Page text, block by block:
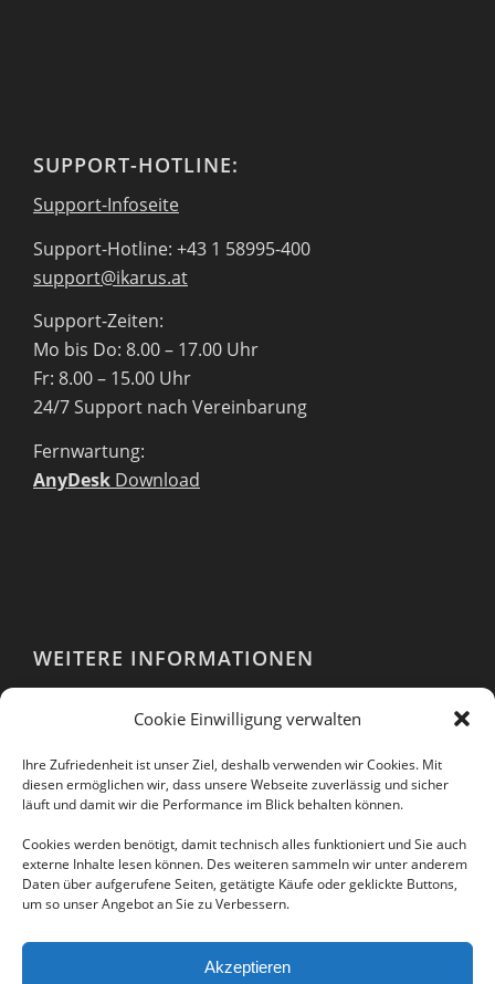
Cookie Einwilligung verwalten
Ihre Zufriedenheit ist unser Ziel, deshalb verwenden wir Cookies. Mit
diesen ermöglichen wir, dass unsere Webseite zuverlässig und sicher
läuft und damit wir die Performance im Blick behalten können.
Cookies werden benötigt, damit technisch alles funktioniert und Sie auch
externe Inhalte lesen können. Des weiteren sammeln wir unter anderem
Daten über aufgerufene Seiten, getätigte Käufe oder geklickte Buttons,
um so unser Angebot an Sie zu Verbessern.
Akzeptieren
SUPPORT-HOTLINE:
Support-Infoseite
Support-Hotline: +43 1 58995-400
support@ikarus.at
Support-Zeiten:
Mo bis Do: 8.00 – 17.00 Uhr
Fr: 8.00 – 15.00 Uhr
24/7 Support nach Vereinbarung
Fernwartung:
AnyDesk Download
WEITERE INFORMATIONEN
AGB
EULA
Datenschutzerklärung
Folgen Sie uns auch in unseren sozialen